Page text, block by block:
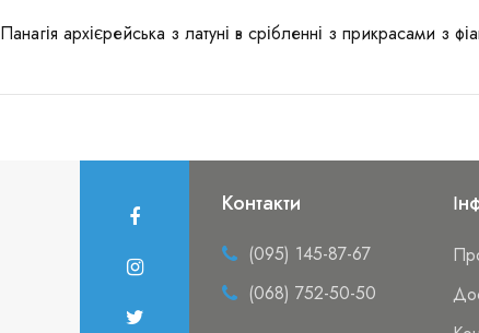
Панагія архієрейська з латуні в срібленні з прикрасами з
Контакти
(095) 145-87-67
(068) 752-50-50